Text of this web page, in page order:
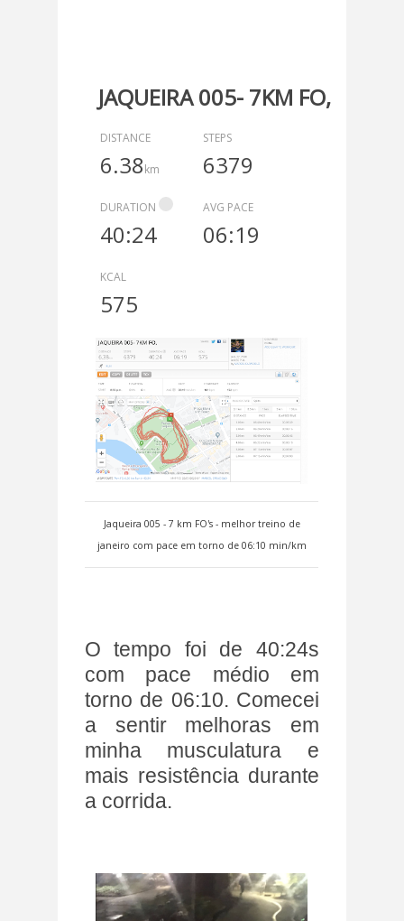
JAQUEIRA 005- 7KM FO,
DISTANCE
6.38km
STEPS
6379
DURATION
40:24
AVG PACE
06:19
KCAL
575
Jaqueira 005 - 7 km FO's - melhor treino de
janeiro com pace em torno de 06:10 min/km
O tempo foi de 40:24s
com pace médio em
torno de 06:10. Comecei
a sentir melhoras em
minha musculatura e
mais resistência durante
a corrida.